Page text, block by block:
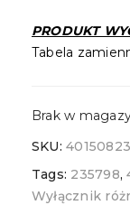
PRODUKT
Tabela
Brak w
SKU:
Tags: 235798,
Wyłącznik